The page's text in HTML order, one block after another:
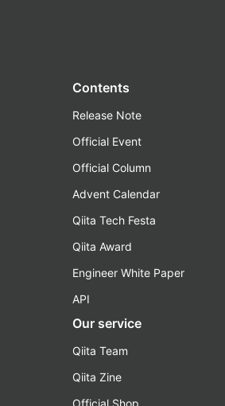
Contents
Release Note
Official Event
Official Column
Advent Calendar
Qiita Tech Festa
Qiita Award
Engineer White Paper
API
Our service
Qiita Team
Qiita Zine
Official Shop